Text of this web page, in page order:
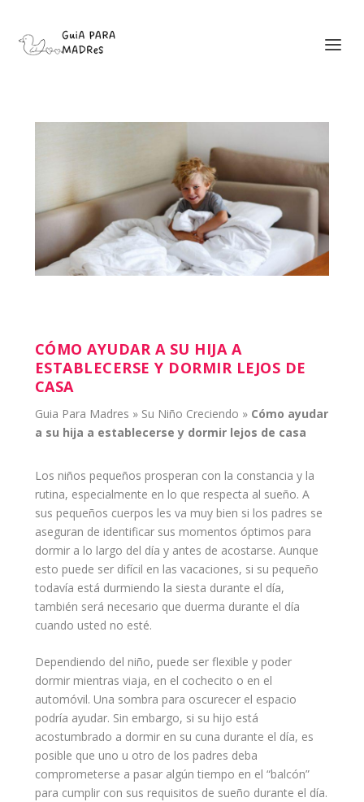
CÓMO AYUDAR A SU HIJA A
ESTABLECERSE Y DORMIR LEJOS DE
CASA
Guia Para Madres » Su Niño Creciendo » Cómo ayudar
a su hija a establecerse y dormirlejos de casa
Los niños pequeños prosperan con la constancia y la
rutina, especialmente en lo que respecta al sueño. A
sus pequeños cuerpos les va muy bien si los padres se
aseguran de identificar sus momentos óptimos para
dormir a lo largo del día y antes de acostarse. Aunque
esto puede ser difícil en las vacaciones, si su pequeño
todavía está durmiendo la siesta durante el día,
también será necesario que duerma durante el día
cuando usted no esté.
Dependiendo del niño, puede ser flexible y poder
dormir mientras viaja, en el cochecito o en el
automóvil. Una sombra para oscurecer el espacio
podría ayudar. Sin embargo, si su hijo está
acostumbrado a dormir en su cuna durante el día, es
posible que uno u otro de los padres deba
comprometerse a pasar algún tiempo en el “balcón”
para cumplir con sus requisitos de sueño durante el día.